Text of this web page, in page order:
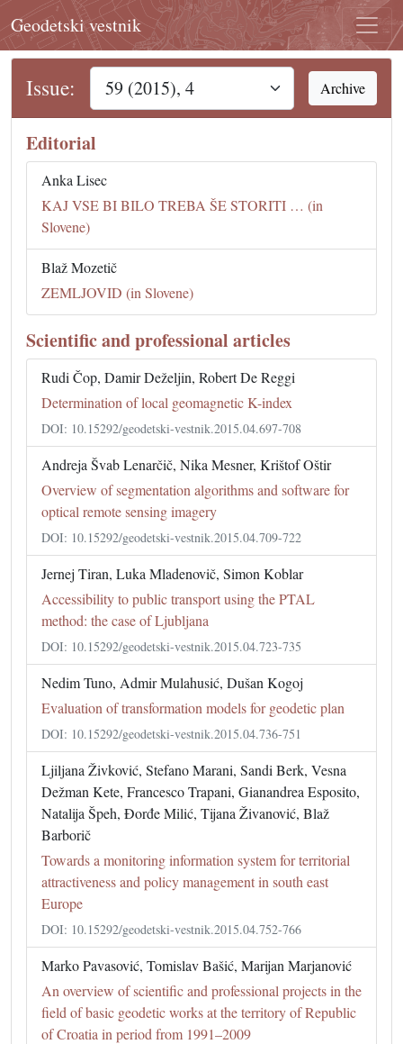
Geodetski vestnik
Issue: Archive
Editorial
Anka Lisec
KAJ VSE BI BILO TREBA ŠE STORITI … (in
Slovene)
Blaž Mozetič
ZEMLJOVID (in Slovene)
Scientific and professional articles
Rudi Čop, Damir Deželjin, Robert De Reggi
Determination of local geomagnetic K-index
DOI: 10.15292/geodetski-vestnik.2015.04.697-708
Andreja Švab Lenarčič, Nika Mesner, Krištof Oštir
Overview of segmentation algorithms and software for
optical remote sensing imagery
DOI: 10.15292/geodetski-vestnik.2015.04.709-722
Jernej Tiran, Luka Mladenovič, Simon Koblar
Accessibility to public transport using the PTAL
method: the case of Ljubljana
DOI: 10.15292/geodetski-vestnik.2015.04.723-735
Nedim Tuno, Admir Mulahusić, Dušan Kogoj
Evaluation of transformation models for geodetic plan
DOI: 10.15292/geodetski-vestnik.2015.04.736-751
Ljiljana Živković, Stefano Marani, Sandi Berk, Vesna
Dežman Kete, Francesco Trapani, Gianandrea Esposito,
Natalija Špeh, Đorđe Milić, Tijana Živanović, Blaž
Barborič
Towards a monitoring information system for territorial
attractiveness and policy management in south east
Europe
DOI: 10.15292/geodetski-vestnik.2015.04.752-766
Marko Pavasović, Tomislav Bašić, Marijan Marjanović
An overview of scientific and professional projects in the
field of basic geodetic works at the territory of Republic
of Croatia in period from 1991–2009